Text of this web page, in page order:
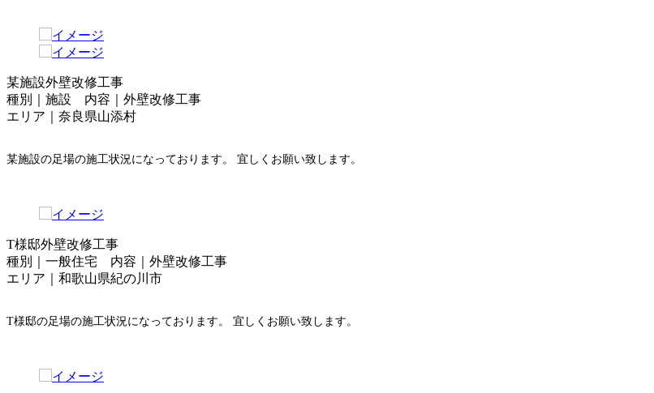
某施設外壁改修工事
種別｜施設 内容｜外壁改修工事
エリア｜奈良県山添村
某施設の足場の施工状況になっております。 宜しくお願い致します。
T様邸外壁改修工事
種別｜一般住宅 内容｜外壁改修工事
エリア｜和歌山県紀の川市
T様邸の足場の施工状況になっております。 宜しくお願い致します。